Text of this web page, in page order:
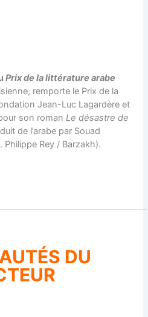
Prix de la littérature arabe
remporte le Prix de la
Jean-Luc Lagardère et
son romanLe désastre de
de l’arabe par Souad
Rey / Barzakh).
DU